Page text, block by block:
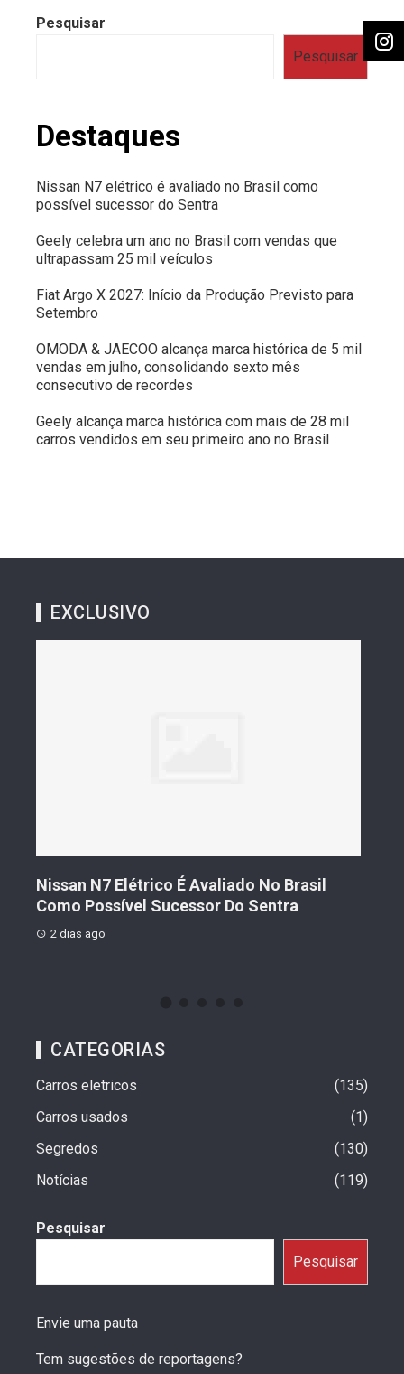
Pesquisar
Pesquisar
Destaques
Nissan N7 elétrico é avaliado no Brasil como
possível sucessor do Sentra
Geely celebra um ano no Brasil com vendas que
ultrapassam 25 mil veículos
Fiat Argo X 2027: Início da Produção Previsto para
Setembro
OMODA & JAECOO alcança marca histórica de 5 mil
vendas em julho, consolidando sexto mês
consecutivo de recordes
Geely alcança marca histórica com mais de 28 mil
carros vendidos em seu primeiro ano no Brasil
EXCLUSIVO
Nissan N7 Elétrico É Avaliado No Brasil
Como Possível Sucessor Do Sentra
2 dias ago
CATEGORIAS
Carros eletricos
135
Carros usados
1
Segredos
130
Notícias
119
Pesquisar
Pesquisar
Envie uma pauta
Tem sugestões de reportagens?